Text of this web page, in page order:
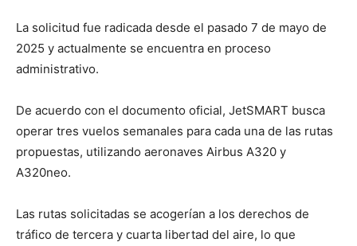
La solicitud fue radicada desde el pasado 7 de mayo de
2025 y actualmente se encuentra en proceso
administrativo.
De acuerdo con el documento oficial, JetSMART busca
operar tres vuelos semanales para cada una de las rutas
propuestas, utilizando aeronaves Airbus A320 y
A320neo.
Las rutas solicitadas se acogerían a los derechos de
tráfico de tercera y cuarta libertad del aire, lo que